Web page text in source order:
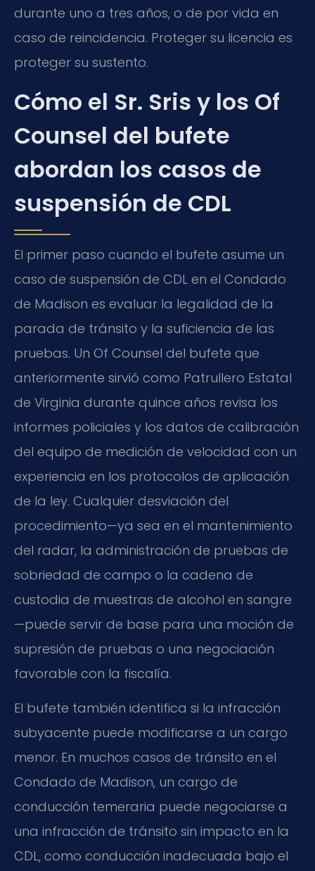
durante uno a tres años, o de por vida en
caso de reincidencia. Proteger su licencia es
proteger su sustento.
Cómo el Sr. Sris y los Of
Counsel del bufete
abordan los casos de
suspensión de CDL
El primer paso cuando el bufete asume un
caso de suspensión de CDL en el Condado
de Madison es evaluar la legalidad de la
parada de tránsito y la suficiencia de las
pruebas. Un Of Counsel del bufete que
anteriormente sirvió como Patrullero Estatal
de Virginia durante quince años revisa los
informes policiales y los datos de calibración
del equipo de medición de velocidad con un
experiencia en los protocolos de aplicación
de la ley. Cualquier desviación del
procedimiento—ya sea en el mantenimiento
del radar, la administración de pruebas de
sobriedad de campo o la cadena de
custodia de muestras de alcohol en sangre
—puede servir de base para una moción de
supresión de pruebas o una negociación
favorable con la fiscalía.
El bufete también identifica si la infracción
subyacente puede modificarse a un cargo
menor. En muchos casos de tránsito en el
Condado de Madison, un cargo de
conducción temeraria puede negociarse a
una infracción de tránsito sin impacto en la
CDL, como conducción inadecuada bajo el